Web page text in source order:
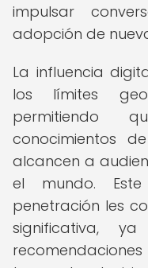
impulsar
adopción de
La influencia
los límites
permitiendo
conocimientos
alcancen a
el mundo.
penetración les
significativa,